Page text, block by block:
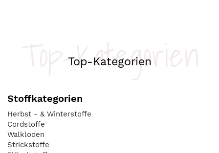
Top-Kategorien
Top-Kategorien
Stoffkategorien
Herbst - & Winterstoffe
Cordstoffe
Walkloden
Strickstoffe